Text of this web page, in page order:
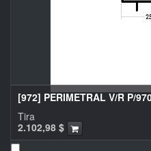
[972] PERIMETRAL V/R P/
2.102,98 $
Tira